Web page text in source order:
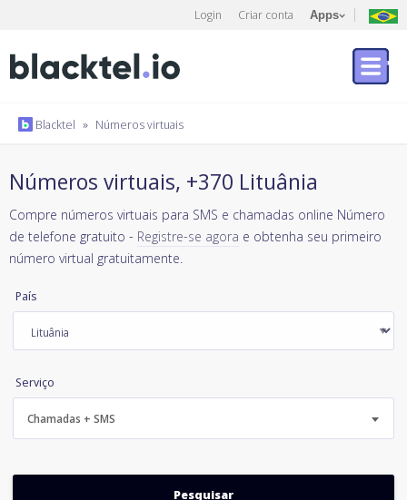
Login Criar conta Apps
Blacktel » Números virtuais
Números virtuais, +370 Lituânia
Compre números virtuais para SMS e chamadas online Número
de telefone gratuito - Registre-se agora e obtenha seu primeiro
número virtual gratuitamente.
País
Serviço
Chamadas + SMS